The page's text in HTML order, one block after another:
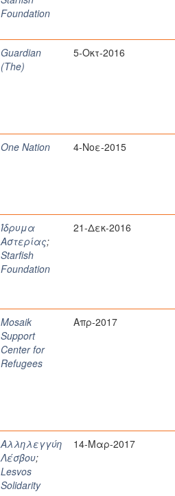
Foundation
Guardian
(The)
5-Οκτ-2016
One Nation 4-Νοε-2015
Ίδρυμα
Αστερίας;
Starfish
Foundation
21-Δεκ-2016
Mosaik
Support
Center for
Refugees
Απρ-2017
Αλληλεγγύη
Λέσβου;
Lesvos
Solidarity
14-Μαρ-2017